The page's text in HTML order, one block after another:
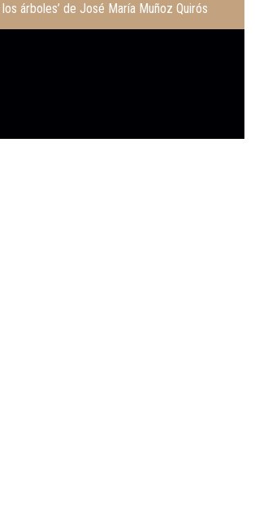
los árboles’ de José María Muñoz Quirós